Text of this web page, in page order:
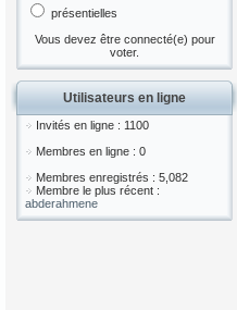
présentielles
Vous devez être connecté(e) pour
voter.
Utilisateurs en ligne
Invités en ligne : 1100
Membres en ligne : 0
Membres enregistrés : 5,082
Membre le plus récent :
abderahmene